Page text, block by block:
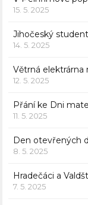
15. 5. 2025
Jihočeský
14. 5. 2025
Větrná elektrárna
12. 5. 2025
Přání ke Dni
11. 5. 2025
Den otevřených
8. 5. 2025
Hradečáci a
7. 5. 2025